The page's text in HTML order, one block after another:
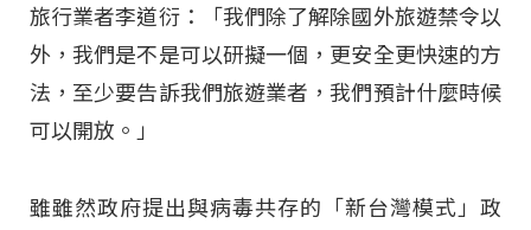
旅行業者李道衍：「我們除了解除國外旅遊禁令以
外，我們是不是可以研擬一個，更安全更快速的方
法，至少要告訴我們旅遊業者，我們預計什麼時候
可以開放。」
雖雖然政府提出與病毒共存的「新台灣模式」政